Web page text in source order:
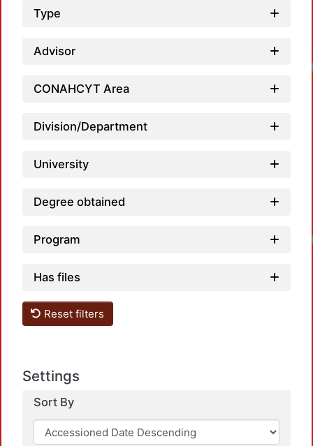
Type
Advisor
CONAHCYT Area
Division/Department
University
Degree obtained
Program
Has files
Reset filters
Settings
Sort By